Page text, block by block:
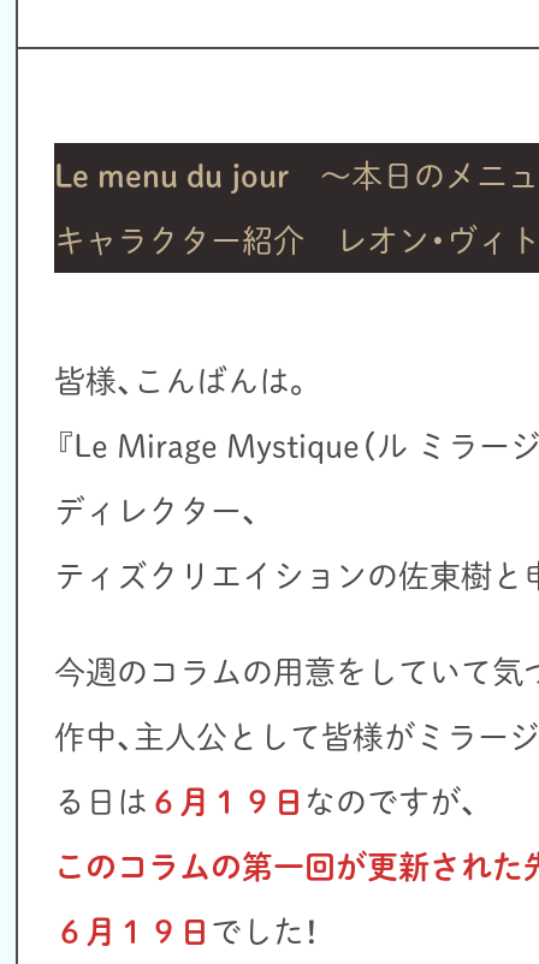
Le menu du jour ～本日のメニ
キャラクター紹介 レオン・ヴィ
皆様、こんばんは。
『Le Mirage Mystique（ル ミラー
ディレクター、
ティズクリエイションの佐東樹と
今週のコラムの用意をしていて気
作中、主人公として皆様がミラー
る日は ６月１９日 なのですが、
このコラムの第一回が更新された
６月１９日 でした！